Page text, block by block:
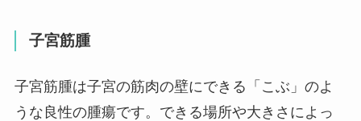
子宮筋腫
子宮筋腫は子宮の筋肉の壁にできる「こぶ」のよ
うな良性の腫瘍です。できる場所や大きさによっ